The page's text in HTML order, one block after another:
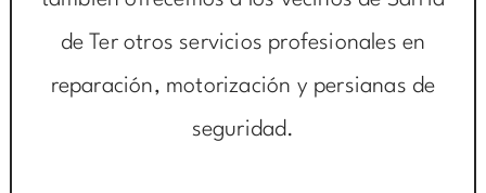
de Ter otros servicios profesionales en
reparación, motorización y persianas de
seguridad.